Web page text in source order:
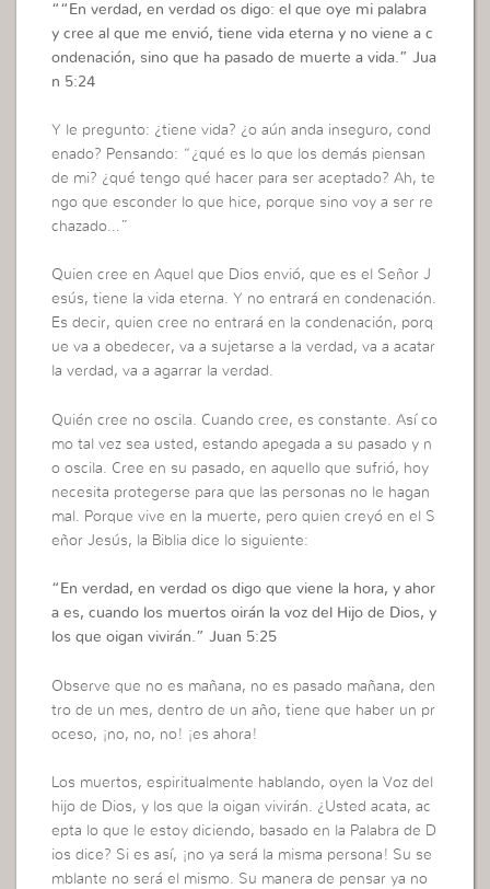
““ En verdad, en verdad os digo: el que oye mi palabra
y cree al que me envió, tiene vida eterna y no viene a c
ondenación, sino que ha pasado de muerte a vida.” Jua
n 5:24
Y le pregunto: ¿tiene vida? ¿o aún anda inseguro, cond
enado? Pensando: “¿qué es lo que los demás piensan
de mi? ¿qué tengo qué hacer para ser aceptado? Ah, te
ngo que esconder lo que hice, porque sino voy a ser re
chazado…”
Quien cree en Aquel que Dios envió, que es el Señor J
esús, tiene la vida eterna. Y no entrará en condenación.
Es decir, quien cree no entrará en la condenación, porq
ue va a obedecer, va a sujetarse a la verdad, va a acatar
la verdad, va a agarrar la verdad.
Quién cree no oscila. Cuando cree, es constante. Así co
mo tal vez sea usted, estando apegada a su pasado y n
o oscila. Cree en su pasado, en aquello que sufrió, hoy
necesita protegerse para que las personas no le hagan
mal. Porque vive en la muerte, pero quien creyó en el S
eñor Jesús, la Biblia dice lo siguiente:
“ En verdad, en verdad os digo que viene la hora, y ahor
a es, cuando los muertos oirán la voz del Hijo de Dios, y
los que oigan vivirán.” Juan 5:25
Observe que no es mañana, no es pasado mañana, den
tro de un mes, dentro de un año, tiene que haber un pr
oceso, ¡no, no, no! ¡es ahora!
Los muertos, espiritualmente hablando, oyen la Voz del
hijo de Dios, y los que la oigan vivirán. ¿Usted acata, ac
epta lo que le estoy diciendo, basado en la Palabra de D
ios dice? Si es así, ¡no ya será la misma persona! Su se
mblante no será el mismo. Su manera de pensar ya no